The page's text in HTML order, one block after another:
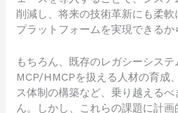
削減し、将来の技術革新にも柔
プラットフォームを実現できるか
もちろん、既存のレガシーシステ
MCP/HMCPを扱える人材の育成
ス体制の構築など、乗り越える
ん。しかし、これらの課題に計